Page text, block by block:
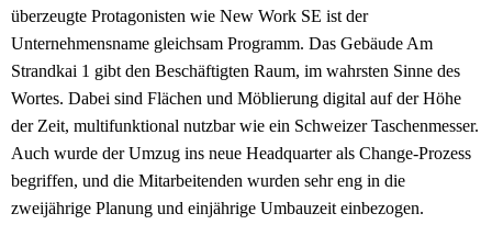
überzeugte Protagonisten wie New Work SE ist der
Unternehmensname gleichsam Programm. Das Gebäude Am
Strandkai 1 gibt den Beschäftigten Raum, im wahrsten Sinne des
Wortes. Dabei sind Flächen und Möblierung digital auf der Höhe
der Zeit, multifunktional nutzbar wie ein Schweizer Taschenmesser.
Auch wurde der Umzug ins neue Headquarter als Change-Prozess
begriffen, und die Mitarbeitenden wurden sehr eng in die
zweijährige Planung und einjährige Umbauzeit einbezogen.